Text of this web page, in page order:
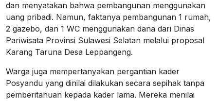
dan menyatakan bahwa pembangunan menggunakan
uang pribadi. Namun, faktanya pembangunan 1 rumah,
2 gazebo, dan 1 WC menggunakan dana dari Dinas
Pariwisata Provinsi Sulawesi Selatan melalui proposal
Karang Taruna Desa Leppangeng.
Warga juga mempertanyakan pergantian kader
Posyandu yang dinilai dilakukan secara sepihak tanpa
pemberitahuan kepada kader lama. Mereka menilai